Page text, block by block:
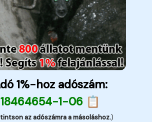
1%-hoz adószám:
18464654-1-06 📋
az adószámra a másoláshoz.)